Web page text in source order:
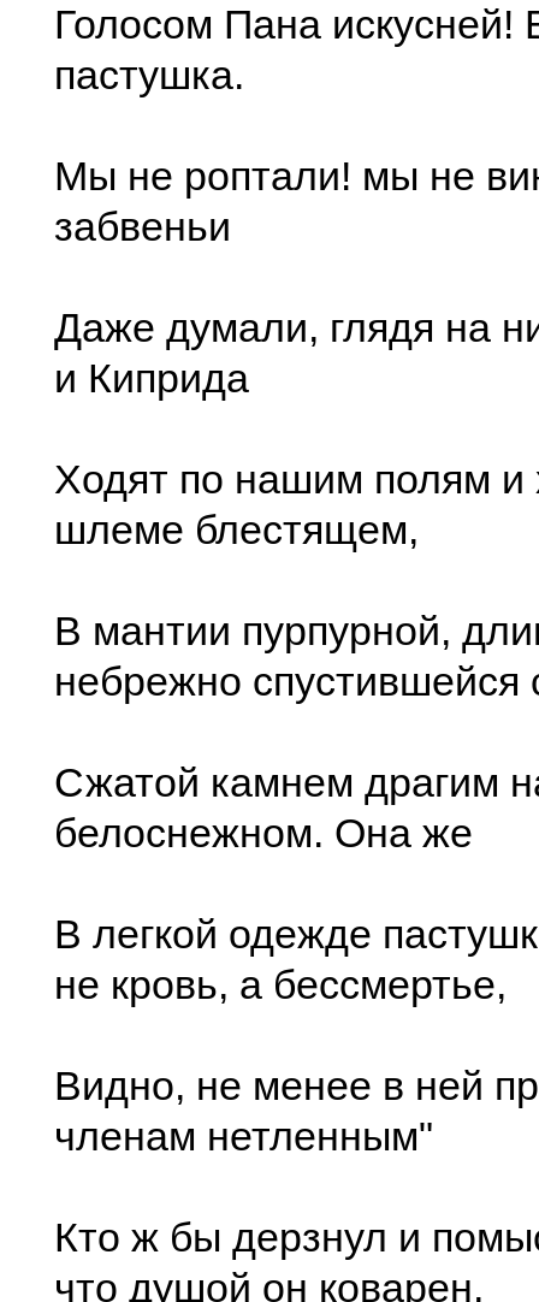
Голосом Пана искусней!
пастушка.
Мы не роптали! мы не
забвеньи
Даже думали, глядя на
и Киприда
Ходят по нашим полям и
шлеме блестящем,
В мантии пурпурной,
небрежно спустившейся
Сжатой камнем драгим
белоснежном. Она же
В легкой одежде
не кровь, а бессмертье,
Видно, не менее в ней
членам нетленным"
Кто ж бы дерзнул и
что душой он коварен,